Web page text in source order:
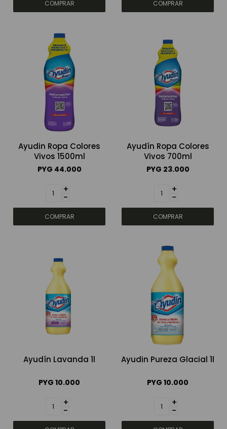
Ayudin Ropa Colores
Vivos 1500ml
PYG 44.000
+
-
Ayudín Ropa Colores
Vivos 700ml
PYG 23.000
+
-
Ayudín Lavanda 1l
PYG 10.000
+
-
Ayudin Pureza Glacial 1l
PYG 10.000
+
-